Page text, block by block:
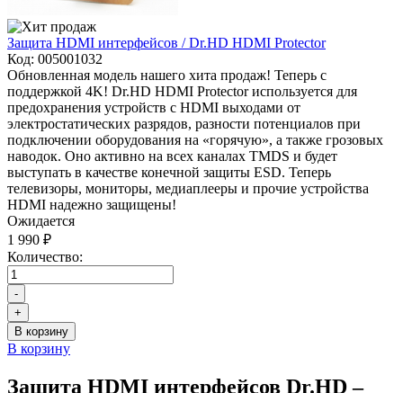
Защита HDMI интерфейсов / Dr.HD HDMI Protector
Код: 005001032
Обновленная модель нашего хита продаж! Теперь с
поддержкой 4K! Dr.HD HDMI Protector используется для
предохранения устройств с HDMI выходами от
электростатических разрядов, разности потенциалов при
подключении оборудования на «горячую», а также грозовых
наводок. Оно активно на всех каналах TMDS и будет
выступать в качестве конечной защиты ESD. Теперь
телевизоры, мониторы, медиаплееры и прочие устройства
HDMI надежно защищены!
Ожидается
1 990 ₽
Количество:
-
+
В корзину
В корзину
Защита HDMI интерфейсов Dr.HD –